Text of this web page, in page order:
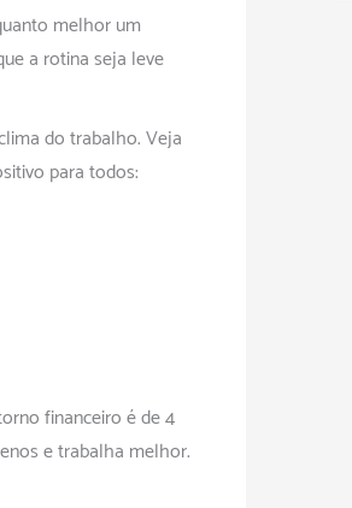
melhor um
a rotina seja leve
do trabalho. Veja
para todos:
financeiro é de 4
e trabalha melhor.